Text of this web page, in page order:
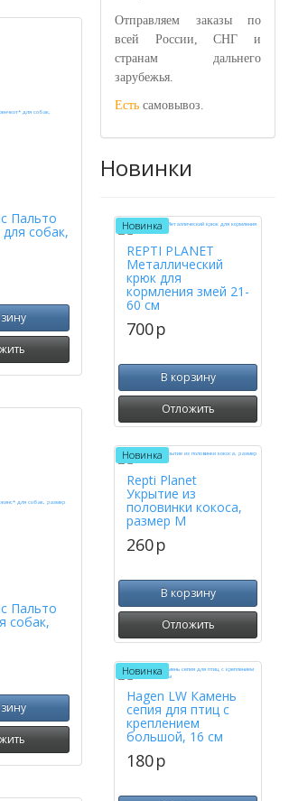
Пальто
собак,
Пальто
собак,
Отправляем заказы по
всей России, СНГ и
странам дальнего
зарубежья.
Есть самовывоз.
Новинки
Новинка
REPTI PLANET
Металлический
крюк для
кормления змей 21-
60 см
700p
В корзину
Отложить
Новинка
Repti Planet
Укрытие из
половинки кокоса,
размер M
260p
В корзину
Отложить
Новинка
Hagen LW Камень
сепия для птиц с
креплением
большой, 16 см
180p